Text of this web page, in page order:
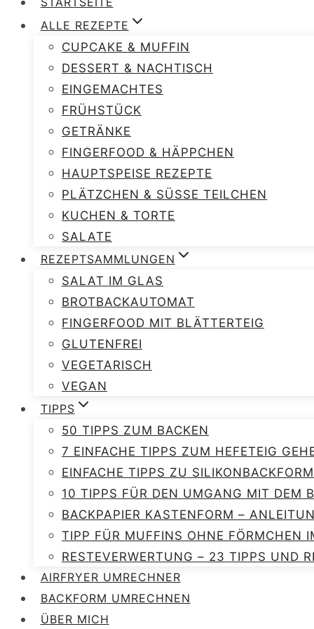
ALLE REZEPTE
CUPCAKE & MUFFIN
DESSERT & NACHTISCH
EINGEMACHTES
FRÜHSTÜCK
GETRÄNKE
FINGERFOOD & HÄPPCHEN
HAUPTSPEISE REZEPTE
PLÄTZCHEN & SÜSSE TEILCHEN
KUCHEN & TORTE
SALATE
REZEPTSAMMLUNGEN
SALAT IM GLAS
BROTBACKAUTOMAT
FINGERFOOD MIT BLÄTTERTEIG
GLUTENFREI
VEGETARISCH
VEGAN
TIPPS
50 TIPPS ZUM BACKEN
7 EINFACHE TIPPS ZUM HEFETEIG
EINFACHE TIPPS ZU
10 TIPPS FÜR DEN UMGANG MIT DEM
BACKPAPIER KASTENFORM –
TIPP FÜR MUFFINS OHNE FÖRMCHEN
RESTEVERWERTUNG – 23 TIPPS UND
AIRFRYER UMRECHNER
BACKFORM UMRECHNEN
ÜBER MICH